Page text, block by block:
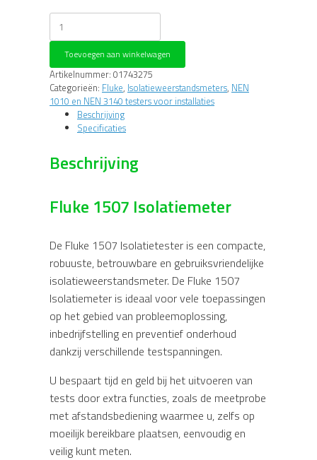
Fluke
1507
Isolatiemeter
aantalToevoegen aan winkelwagen
Artikelnummer: 01743275
Categorieën: Fluke, Isolatieweerstandsmeters, NEN
1010 en NEN 3140 testers voor installaties
Beschrijving
Specificaties
Beschrijving
Fluke 1507 Isolatiemeter
De Fluke 1507 Isolatietester is een compacte,
robuuste, betrouwbare en gebruiksvriendelijke
isolatieweerstandsmeter. De Fluke 1507
Isolatiemeter is ideaal voor vele toepassingen
op het gebied van probleemoplossing,
inbedrijfstelling en preventief onderhoud
dankzij verschillende testspanningen.
U bespaart tijd en geld bij het uitvoeren van
tests door extra functies, zoals de meetprobe
met afstandsbediening waarmee u, zelfs op
moeilijk bereikbare plaatsen, eenvoudig en
veilig kunt meten.